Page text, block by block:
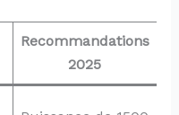
Recommandations
2025